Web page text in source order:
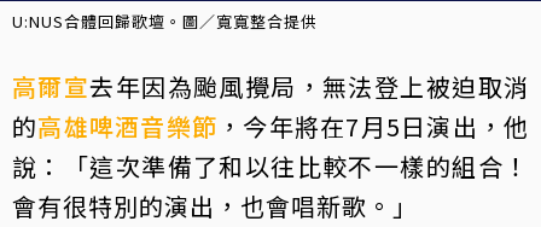
U:NUS合體回歸歌壇。圖／寬寬整合提供
高爾宣去年因為颱風攪局，無法登上被迫取消
的高雄啤酒音樂節 ，今年將在7月5日演出，他
說：「這次準備了和以往比較不一樣的組合！
會有很特別的演出，也會唱新歌。」